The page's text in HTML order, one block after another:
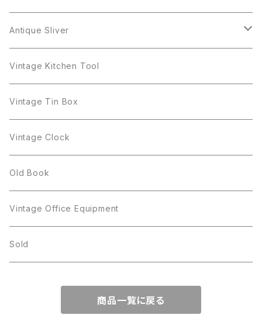
Gerry's
Giovanni
GOLD CROWN
Kramer
JJ
L.RAZZA
Sarah Coventry
Danecraft
Gerry's
Giovanni
GOLD CROWN
JJ
Kramer
L.RAZZA
植物モチーフ
BSK
STAR
Sarah Coventry
STAR
Trifari
Mag Cup
Vase
Plate
Figgjo
BILTONS
Spoon
Silver
BILTONS
iittala
Luminarc
arcoroc
arcopal
Antique Sliver
Pot
Milk Pot
Spoon
cup
Vintage Kitchen Tool
Vintage Tin Box
Vintage Clock
Old Book
Vintage Office Equipment
Sold
商品一覧に戻る